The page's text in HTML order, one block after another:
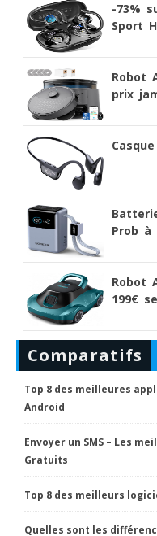
-73%
Sport
Robot
prix
Prob à
Robot
199€
Comparatifs
Top 8 des meilleures
Android
Envoyer un SMS – Les
Gratuits
Top 8 des meilleurs
Quelles sont les